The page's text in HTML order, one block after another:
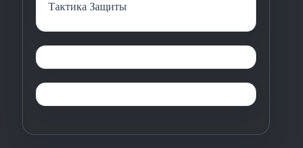
Тактика Защиты